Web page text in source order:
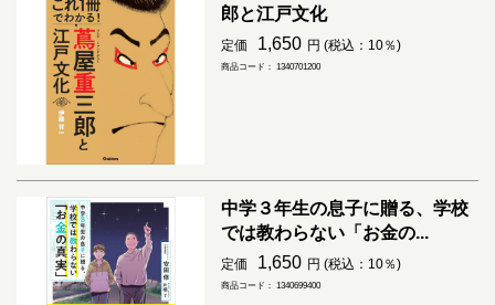
郎と江戸文化
定価 1,650 円 (税込：10％)
商品コード： 1340701200
中学３年生の息子に贈る、学校
では教わらない「お金の...
定価 1,650 円 (税込：10％)
商品コード： 1340699400